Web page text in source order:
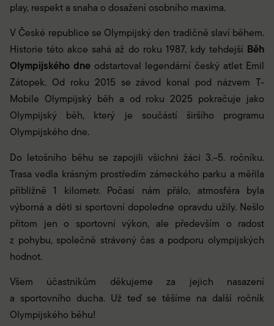
play, respekt a snaha o dosažení osobního maxima.
V České republice se Olympijský den tradičně slaví během.
Historie této akce sahá až do roku 1987, kdy tehdejší Běh
Olympijského dne odstartoval legendární český atlet Emil
Zátopek. Od roku 2015 se závod konal pod názvem T-
Mobile Olympijský běh a od roku 2025 pokračuje jako
Olympijský běh, který je součástí širšího programu
Olympijského dne.
Do letošního běhu se zapojili všichni žáci 3.–5. ročníku.
Trasa vedla krásným prostředím zámeckého parku a měřila
přibližně 1 kilometr. Počasí nám přálo, atmosféra byla
výborná a děti si sportovní dopoledne opravdu užily. Nešlo
přitom jen o sportovní výkon, ale především o radost
z pohybu, společně strávený čas a podporu olympijských
hodnot.
Všem účastníkům děkujeme za jejich nasazení
a sportovního ducha. Už teď se těšíme na další ročník
Olympijského běhu!